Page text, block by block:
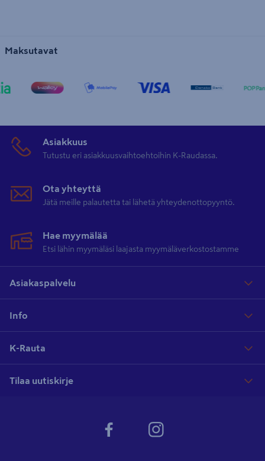
Maksutavat
Asiakkuus
Tutustu eri asiakkuusvaihtoehtoihin K-Raudassa.
Ota yhteyttä
Jätä meille palautetta tai lähetä yhteydenottopyyntö.
Hae myymälää
Etsi lähin myymäläsi laajasta myymäläverkostostamme
Asiakaspalvelu
Info
K-Rauta
Tilaa uutiskirje